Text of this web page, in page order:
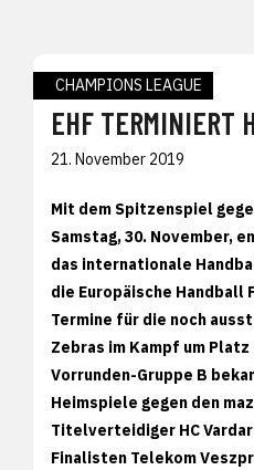
CHAMPIONS LEAGUE
EHF TERMINIERT
21. November 2019
Mit dem Spitzenspiel
Samstag, 30. November,
das internationale
die Europäische Handball
Termine für die noch
Zebras im Kampf um
Vorrunden-Gruppe B
Heimspiele gegen den
Titelverteidiger HC
Finalisten Telekom